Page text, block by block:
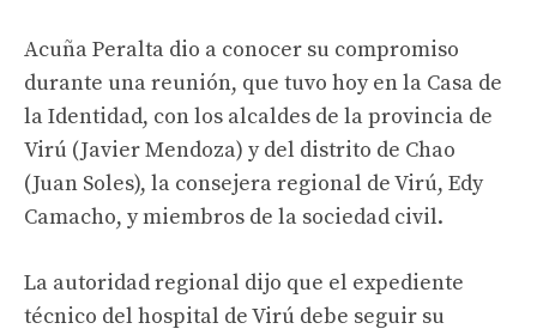
Acuña Peralta dio a conocer su compromiso
durante una reunión, que tuvo hoy en la Casa de
la Identidad, con los alcaldes de la provincia de
Virú (Javier Mendoza) y del distrito de Chao
(Juan Soles), la consejera regional de Virú, Edy
Camacho, y miembros de la sociedad civil.
La autoridad regional dijo que el expediente
técnico del hospital de Virú debe seguir su